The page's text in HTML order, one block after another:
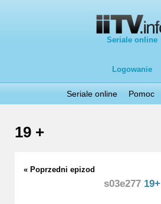
Seriale online
Logowanie
Seriale online Pomoc
19 +
« Poprzedni epizod
s03e277 19+